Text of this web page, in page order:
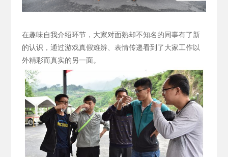
在趣味自我介绍环节，大家对面熟却不知名的同事有了新
的认识，通过游戏真假难辨、表情传递看到了大家工作以
外精彩而真实的另一面。